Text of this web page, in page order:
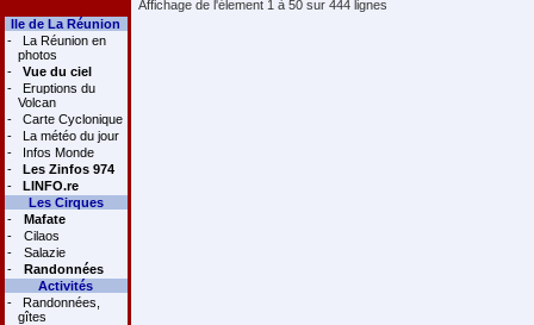
Ile de La Réunion
-
La Réunion en
photos
-
Vue du ciel
-
Eruptions du
Volcan
-
Carte Cyclonique
-
La météo du jour
-
Infos Monde
-
Les Zinfos 974
-
LINFO.re
Les Cirques
-
Mafate
-
Cilaos
-
Salazie
-
Randonnées
Activités
-
Randonnées,
gîtes
Affichage de l'élement 1 à 50 sur 444 lignes